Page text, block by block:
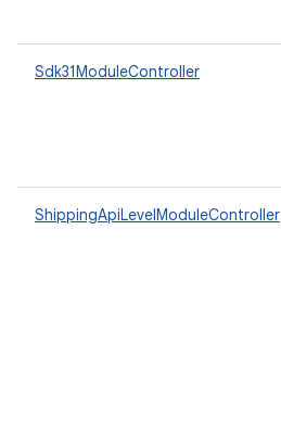
Sdk31ModuleController
ShippingApiLevelModuleController